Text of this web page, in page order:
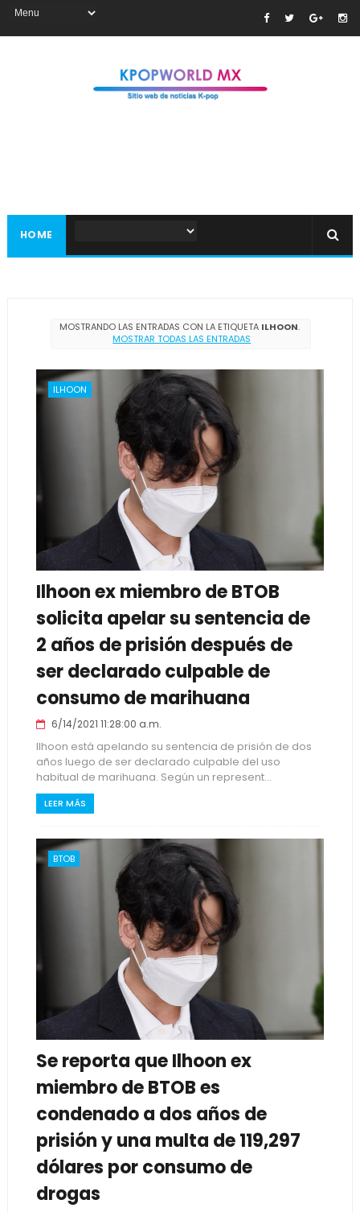
HOME
MOSTRANDO LAS ENTRADAS CON LA ETIQUETA ILHOON.
MOSTRAR TODAS LAS ENTRADAS
ILHOON
Ilhoon ex miembro de BTOB
solicita apelar su sentencia de
2 años de prisión después de
ser declarado culpable de
consumo de marihuana
6/14/2021 11:28:00 a.m.
Ilhoon está apelando su sentencia de prisión de dos
años luego de ser declarado culpable del uso
habitual de marihuana. Según un represent...
LEER MÁS
BTOB
Se reporta que Ilhoon ex
miembro de BTOB es
condenado a dos años de
prisión y una multa de 119,297
dólares por consumo de
drogas